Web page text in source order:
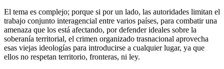
El tema es complejo; porque si por un lado, las autoridades limitan el
trabajo conjunto interagencial entre varios países, para combatir una
amenaza que los está afectando, por defender ideales sobre la
soberanía territorial, el crimen organizado trasnacional aprovecha
esas viejas ideologías para introducirse a cualquier lugar, ya que
ellos no respetan territorio, fronteras, ni ley.